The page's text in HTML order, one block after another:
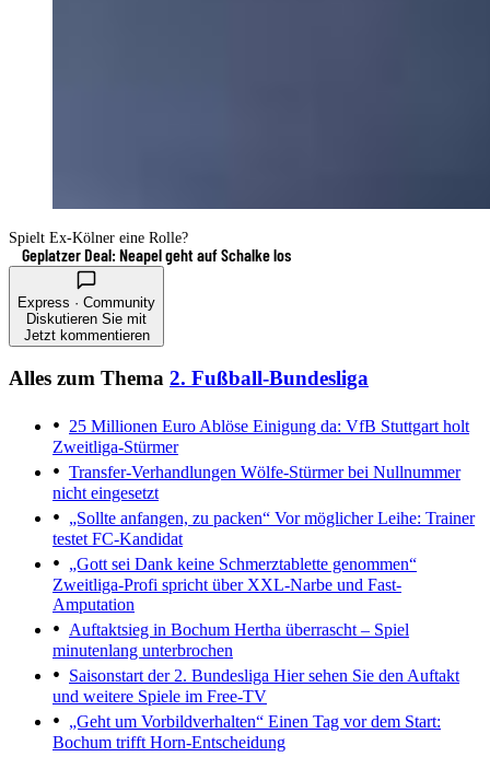
Spielt Ex-Kölner eine Rolle?
Geplatzer Deal: Neapel geht auf Schalke los
Express · Community
Diskutieren Sie mit
Jetzt kommentieren
Alles zum Thema 2. Fußball-Bundesliga
25 Millionen Euro Ablöse Einigung da: VfB Stuttgart holt
Zweitliga-Stürmer
Transfer-Verhandlungen Wölfe-Stürmer bei Nullnummer
nicht eingesetzt
„Sollte anfangen, zu packen“ Vor möglicher Leihe: Trainer
testet FC-Kandidat
„Gott sei Dank keine Schmerztablette genommen“
Zweitliga-Profi spricht über XXL-Narbe und Fast-
Amputation
Auftaktsieg in Bochum Hertha überrascht – Spiel
minutenlang unterbrochen
Saisonstart der 2. Bundesliga Hier sehen Sie den Auftakt
und weitere Spiele im Free-TV
„Geht um Vorbildverhalten“ Einen Tag vor dem Start:
Bochum trifft Horn-Entscheidung